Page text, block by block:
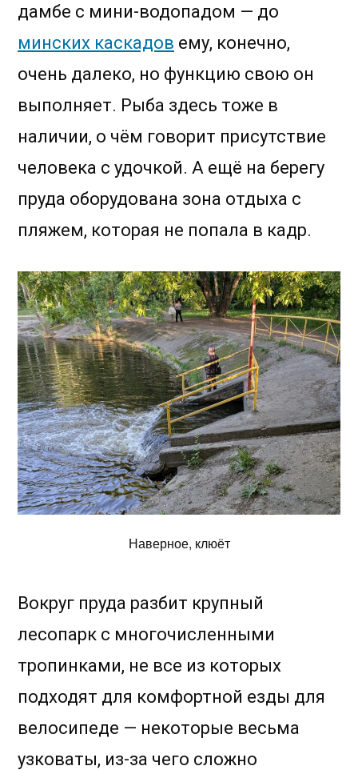
дамбе с мини-водопадом — до
минских каскадов ему, конечно,
очень далеко, но функцию свою он
выполняет. Рыба здесь тоже в
наличии, о чём говорит присутствие
человека с удочкой. А ещё на берегу
пруда оборудована зона отдыха с
пляжем, которая не попала в кадр.
Наверное, клюёт
Вокруг пруда разбит крупный
лесопарк с многочисленными
тропинками, не все из которых
подходят для комфортной езды для
велосипеде — некоторые весьма
узковаты, из-за чего сложно